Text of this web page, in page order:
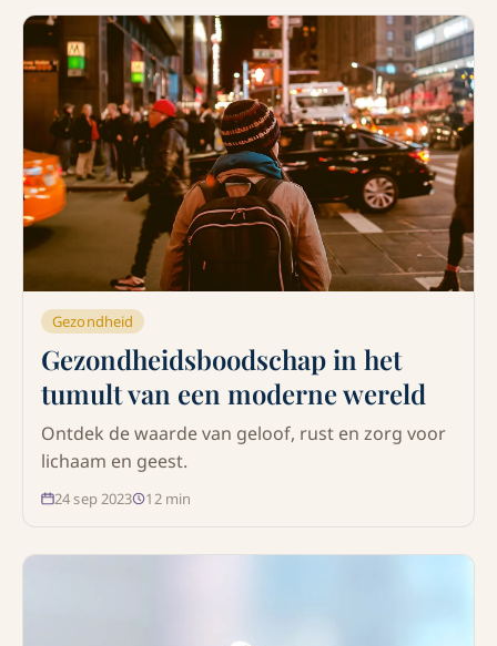
Gezondheid
Gezondheidsboodschap in het
tumult van een moderne wereld
Ontdek de waarde van geloof, rust en zorg voor
lichaam en geest.
24 sep 2023 12min